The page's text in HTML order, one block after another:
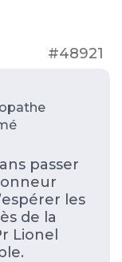
#48921
passer
les
de la
Lionel